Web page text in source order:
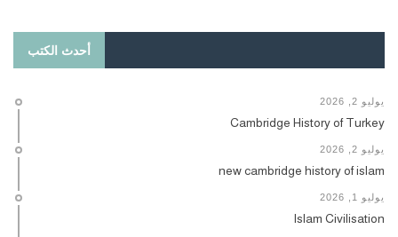
أحدث الكتب
يوليو 2, 2026
Cambridge History of Turkey
يوليو 2, 2026
new cambridge history of islam
يوليو 1, 2026
Islam Civilisation